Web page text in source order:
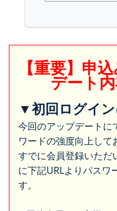
【重要】申
デート
▼初回ログイ
今回のアップデートに
ワードの強度向上して
すでに会員登録いただ
に下記URLよりパスワ
す。